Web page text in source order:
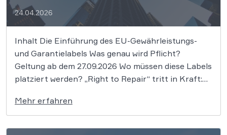
24.04.2026
Inhalt Die Einführung des EU-Gewährleistungs-
und Garantielabels Was genau wird Pflicht?
Geltung ab dem 27.09.2026 Wo müssen diese Labels
platziert werden? „Right to Repair“ tritt in Kraft:
Verstößen: Es drohen Abmahnungen Wer im
Online-Handel mit Begriffen wie „Gewährleistung“
oder „Garantie“ wirbt, bewegt sich […]
Mehr erfahren